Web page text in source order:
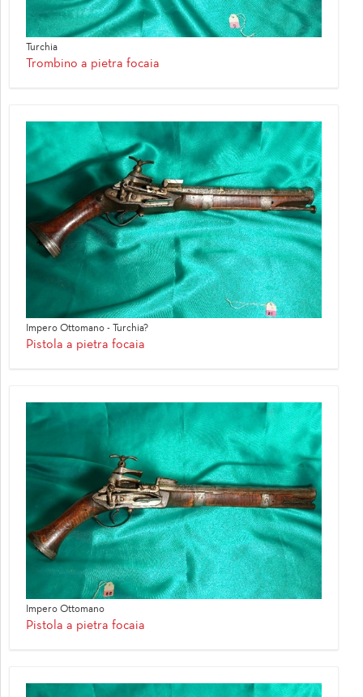
Turchia
Trombino a pietra focaia
Impero Ottomano - Turchia?
Pistola a pietra focaia
Impero Ottomano
Pistola a pietra focaia